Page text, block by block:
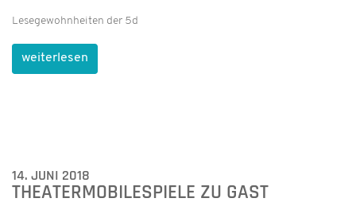
Lesegewohnheiten der 5d
weiterlesen
14. JUNI 2018
THEATERMOBILESPIELE ZU GAST